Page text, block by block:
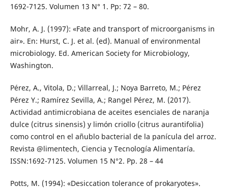
1692-7125. Volumen 13 N° 1. Pp: 72 – 80.
Mohr, A. J. (1997): «Fate and transport of microorganisms in
air». En: Hurst, C. J. et al. (ed). Manual of environmental
microbiology. Ed. American Society for Microbiology,
Washington.
Pérez, A., Vitola, D.; Villarreal, J.; Noya Barreto, M.; Pérez
Pérez Y.; Ramírez Sevilla, A.; Rangel Pérez, M. (2017).
Actividad antimicrobiana de aceites esenciales de naranja
dulce (citrus sinensis) y limón criollo (citrus aurantifolia)
como control en el añublo bacterial de la panícula del arroz.
Revista @limentech, Ciencia y Tecnología Alimentaría.
ISSN:1692-7125. Volumen 15 N°2. Pp. 28 – 44
Potts, M. (1994): «Desiccation tolerance of prokaryotes».